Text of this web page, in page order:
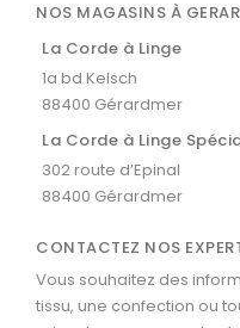
NOS MAGASINS À
La Corde à Linge
1a bd Kelsch
88400 Gérardmer
La Corde à Linge
302 route d’Epinal
88400 Gérardmer
CONTACTEZ NOS
Vous souhaitez des
tissu, une confection ou